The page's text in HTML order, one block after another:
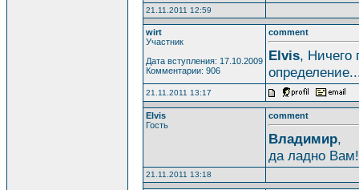
21.11.2011 12:59
wirt
Участник
Дата вступления: 17.10.2009
Комментарии: 906
comment
Elvis, Ничего
21.11.2011 13:17
Elvis
Гость
comment
Владимир,
да ладно
21.11.2011 13:18